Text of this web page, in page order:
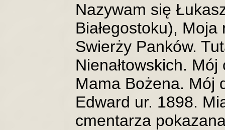
Nazywam się
Białegostoku),
Swierży Panków.
Nienałtowskich.
Mama Bożena. Mój
Edward ur. 1898.
cmentarza